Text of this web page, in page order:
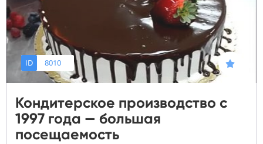
ID 8010
Кондитерское производство с
1997 года — большая
посещаемость